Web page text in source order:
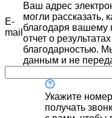
E-
mail
Ваш адрес
могли рассказать,
благодаря
отчет о
благодарностью.
данным и не
Укажите
получать